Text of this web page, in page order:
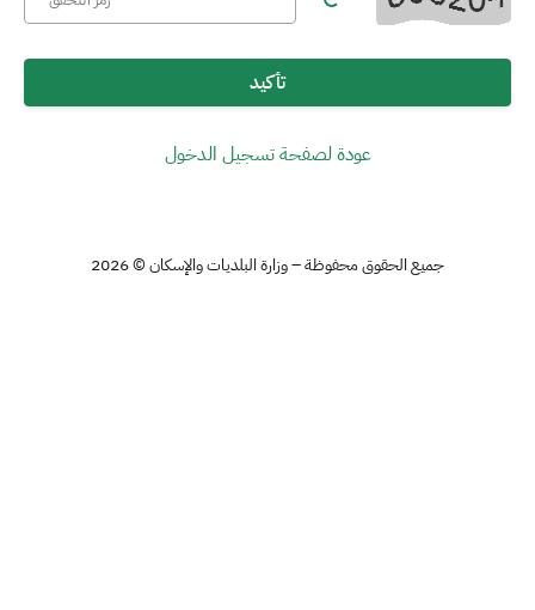
تأكيد
عودة لصفحة تسجيل الدخول
جميع الحقوق محفوظة – وزارة البلديات والإسكان © 2026